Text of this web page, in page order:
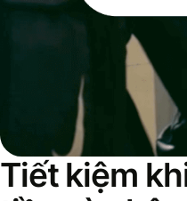
Tiết kiệm